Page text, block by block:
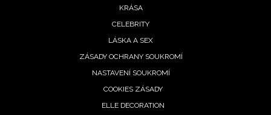
KRÁSA
CELEBRITY
LÁSKA A SEX
ZÁSADY OCHRANY SOUKROMÍ
NASTAVENÍ SOUKROMÍ
COOKIES ZÁSADY
ELLE DECORATION